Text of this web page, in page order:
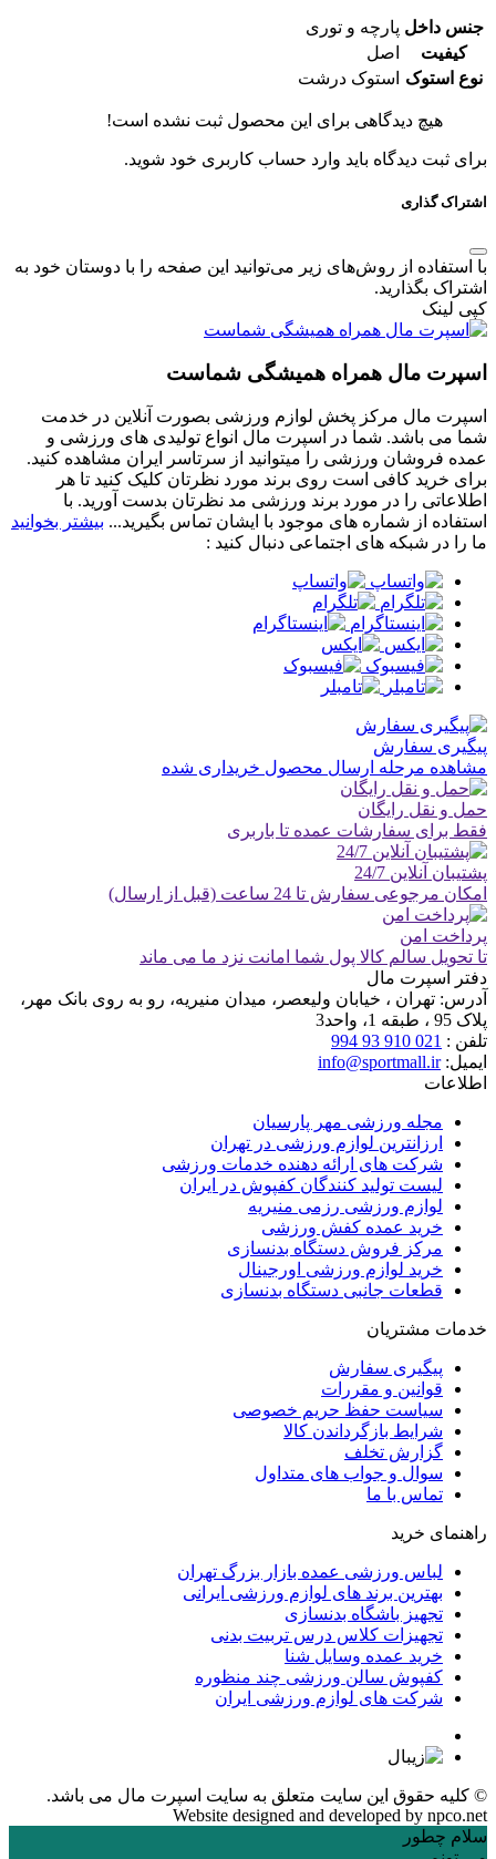
جنس داخل پارچه و توری
کیفیت
اصل
نوع استوک
استوک درشت
هیچ دیدگاهی برای این محصول ثبت نشده است!
برای ثبت دیدگاه باید وارد حساب کاربری خود شوید.
اشتراک گذاری
با استفاده از روش‌های زیر می‌توانید این صفحه را با دوستان خود به
اشتراک بگذارید.
کپی لینک
اسپرت مال همراه همیشگی شماست
اسپرت مال مرکز پخش لوازم ورزشی بصورت آنلاین در خدمت
شما می باشد. شما در اسپرت مال انواع تولیدی های ورزشی و
عمده فروشان ورزشی را میتوانید از سرتاسر ایران مشاهده کنید.
برای خرید کافی است روی برند مورد نظرتان کلیک کنید تا هر
اطلاعاتی را در مورد برند ورزشی مد نظرتان بدست آورید. با
استفاده از شماره های موجود با ایشان تماس بگیرید... بیشتر بخوانید
ما را در شبکه های اجتماعی دنبال کنید :
پیگیری سفارش
مشاهده مرحله ارسال محصول خریداری شده
حمل و نقل رایگان
فقط برای سفارشات عمده تا باربری
پشتیبان آنلاین 24/7
امکان مرجوعی سفارش تا 24 ساعت (قبل از ارسال)
پرداخت امن
تا تحویل سالم کالا پول شما امانت نزد ما می ماند
دفتر اسپرت مال
آدرس: تهران ، خیابان ولیعصر، میدان منیریه، رو به روی بانک مهر،
پلاک 95 ، طبقه 1، واحد3
تلفن : 021 910 93 994
ایمیل:info@sportmall.ir
اطلاعات
مجله ورزشی مهر پارسیان
ارزانترین لوازم ورزشی در تهران
شرکت های ارائه دهنده خدمات ورزشی
لیست تولید کنندگان کفپوش در ایران
لوازم ورزشی رزمی منیریه
خرید عمده کفش ورزشی
مرکز فروش دستگاه بدنسازی
خرید لوازم ورزشی اورجینال
قطعات جانبی دستگاه بدنسازی
خدمات مشتریان
پیگیری سفارش
قوانین و مقررات
سیاست حفظ حریم خصوصی
شرایط بازگرداندن کالا
گزارش تخلف
سوال و جواب های متداول
تماس با ما
راهنمای خرید
لباس ورزشی عمده بازار بزرگ تهران
بهترین برند های لوازم ورزشی ایرانی
تجهیز باشگاه بدنسازی
تجهیزات کلاس درس تربیت بدنی
خرید عمده وسایل شنا
کفپوش سالن ورزشی چند منظوره
شرکت های لوازم ورزشی ایران
© کلیه حقوق این سایت متعلق به سایت اسپرت مال می باشد.
Website designed and developed by npco.net
سلام چطور